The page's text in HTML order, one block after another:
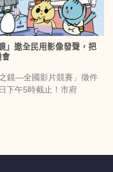
」邀全民用影像發聲，把
會
鏡—全國影片競賽」徵件
下午5時截止！市府